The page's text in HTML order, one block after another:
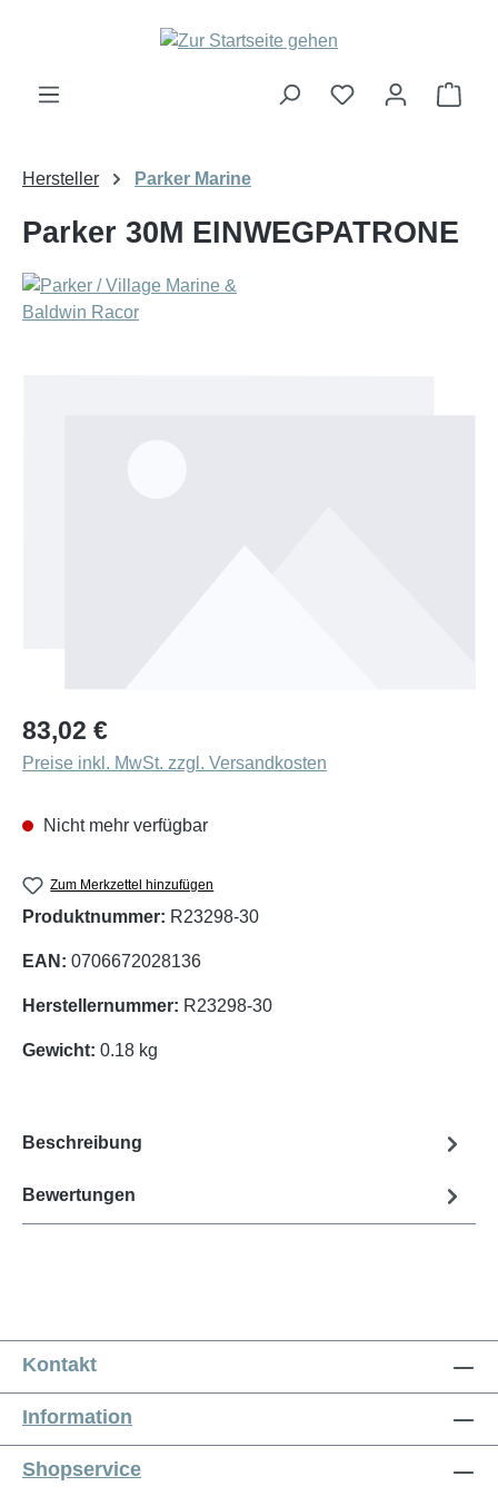
Zum Hauptinhalt springen
Hersteller Parker Marine
Parker 30M EINWEGPATRONE
Regulärer Preis:
83,02 €
Preise inkl. MwSt. zzgl. Versandkosten
Nicht mehr verfügbar
Zum Merkzettel hinzufügen
Produktnummer: R23298-30
EAN: 0706672028136
Herstellernummer: R23298-30
Gewicht: 0.18 kg
Beschreibung
Bewertungen
Kontakt
Information
Shopservice